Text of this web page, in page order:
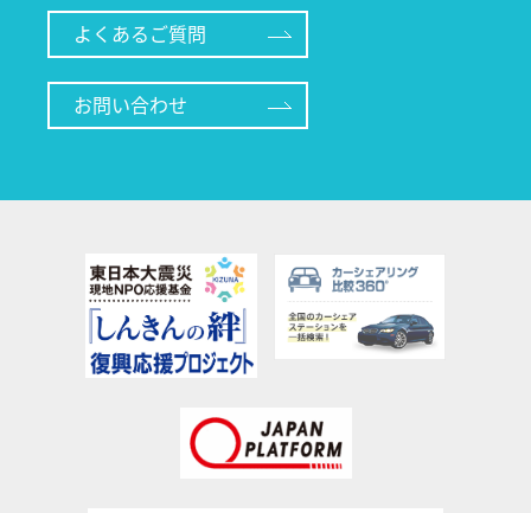
よくあるご質問
お問い合わせ